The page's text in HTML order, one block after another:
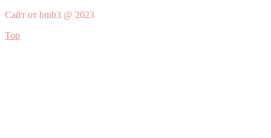
Сайт от bmb3 @ 2023
Top